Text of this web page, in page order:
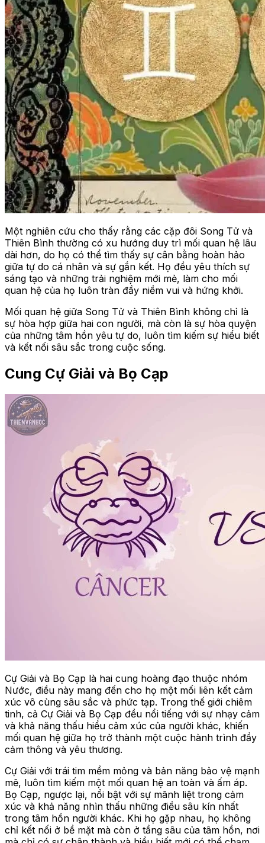
Một nghiên cứu cho thấy rằng các cặp đôi Song Tử và
Thiên Bình thường có xu hướng duy trì mối quan hệ lâu
dài hơn, do họ có thể tìm thấy sự cân bằng hoàn hảo
giữa tự do cá nhân và sự gắn kết. Họ đều yêu thích sự
sáng tạo và những trải nghiệm mới mẻ, làm cho mối
quan hệ của họ luôn tràn đầy niềm vui và hứng khởi.
Mối quan hệ giữa Song Tử và Thiên Bình không chỉ là
sự hòa hợp giữa hai con người, mà còn là sự hòa quyện
của những tâm hồn yêu tự do, luôn tìm kiếm sự hiểu biết
và kết nối sâu sắc trong cuộc sống.
Cung Cự Giải và Bọ Cạp
Cự Giải và Bọ Cạp là hai cung hoàng đạo thuộc nhóm
Nước, điều này mang đến cho họ một mối liên kết cảm
xúc vô cùng sâu sắc và phức tạp. Trong thế giới chiêm
tinh, cả Cự Giải và Bọ Cạp đều nổi tiếng với sự nhạy cảm
và khả năng thấu hiểu cảm xúc của người khác, khiến
mối quan hệ giữa họ trở thành một cuộc hành trình đầy
cảm thông và yêu thương.
Cự Giải với trái tim mềm mỏng và bản năng bảo vệ mạnh
mẽ, luôn tìm kiếm một mối quan hệ an toàn và ấm áp.
Bọ Cạp, ngược lại, nổi bật với sự mãnh liệt trong cảm
xúc và khả năng nhìn thấu những điều sâu kín nhất
trong tâm hồn người khác. Khi họ gặp nhau, họ không
chỉ kết nối ở bề mặt mà còn ở tầng sâu của tâm hồn, nơi